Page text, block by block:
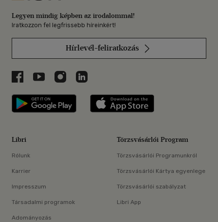
Legyen mindig képben az irodalommal!
Iratkozzon fel legfrissebb híreinkért!
Hírlevél-feliratkozás
Libri a Facebookon
Libri a Youtube-on
Libri az Instagramon
Libri a LinkedInen
Libri applikáció Szerezd meg: Google
Libri
Rólunk
Karrier
Impresszum
Társadalmi programok
Adományozás
Törzsvásárlói Program
Törzsvásárlói Programunkról
Törzsvásárlói Kártya egyenlege
Törzsvásárlói szabályzat
Libri App